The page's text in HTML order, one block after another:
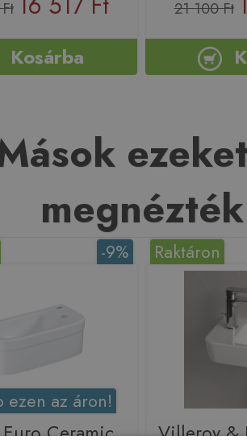
Kosárba
21 100 Ft
megnézték
-9%
ezen az áron!
Ceramic
Raktáron
Villeroy &